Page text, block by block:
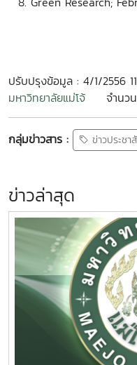
ปรับปรุงข้อมูล : 4/1/2556
มหาวิทยาลัยแม่โจ้
จำนว
กลุ่มข่าวสาร : ข่าวประชา
ข่าวล่าสุด